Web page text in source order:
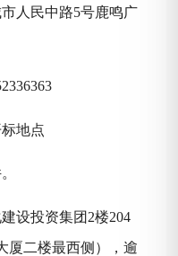
人民中路5号鹿鸣广
地点
设投资集团 2楼204
厦二楼最西侧），逾